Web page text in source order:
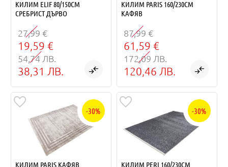
КИЛИМ ELIF 80/150СМ
СРЕБРИСТ ДЪРВО
27,99 €
19,59 €
54,74 ЛВ.
38,31 ЛВ.
КИЛИМ PARIS 160/230СМ
КАФЯВ
87,99 €
61,59 €
172,09 ЛВ.
120,46 ЛВ.
-30%
КИЛИМ PARIS КАФЯВ
-30%
КИЛИМ PERI 160/230СМ